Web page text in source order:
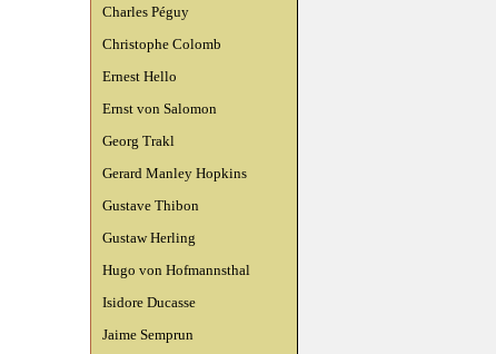
Charles Péguy
Christophe Colomb
Ernest Hello
Ernst von Salomon
Georg Trakl
Gerard Manley Hopkins
Gustave Thibon
Gustaw Herling
Hugo von Hofmannsthal
Isidore Ducasse
Jaime Semprun